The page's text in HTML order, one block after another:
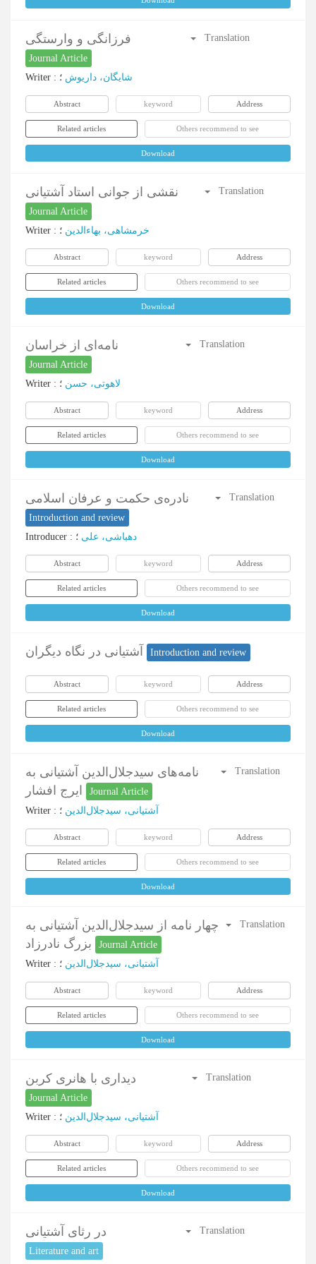
فرزانگی و وارستگی
Journal Article
Translation
Writer : شایگان، داریوش ؛
Abstract keyword Address
Related articles Others recommend to see
Download
نقشی از جوانی استاد آشتیانی
Journal Article
Translation
Writer : خرمشاهی، بهاء‌الدین ؛
Abstract keyword Address
Related articles Others recommend to see
Download
نامه‌ای از خراسان
Journal Article
Translation
Writer : لاهوتی، حسن ؛
Abstract keyword Address
Related articles Others recommend to see
Download
نادره‌ی حکمت و عرفان اسلامی
Introduction and review
Translation
Introducer : دهباشی، علی ؛
Abstract keyword Address
Related articles Others recommend to see
Download
Introduction and review
Abstract keyword Address
Related articles Others recommend to see
Download
نامه‌های سیدجلال‌الدین آشتیانی به
Journal Article
Translation
Writer : آشتیانی، سیدجلال‌الدین ؛
Abstract keyword Address
Related articles Others recommend to see
Download
چهار نامه از سیدجلال‌الدین آشتیانی به
Journal Article
Translation
Writer : آشتیانی، سیدجلال‌الدین ؛
Abstract keyword Address
Related articles Others recommend to see
Download
دیداری با هانری کربن
Journal Article
Translation
Writer : آشتیانی، سیدجلال‌الدین ؛
Abstract keyword Address
Related articles Others recommend to see
Download
در رثای آشتیانی
Literature and art
Translation